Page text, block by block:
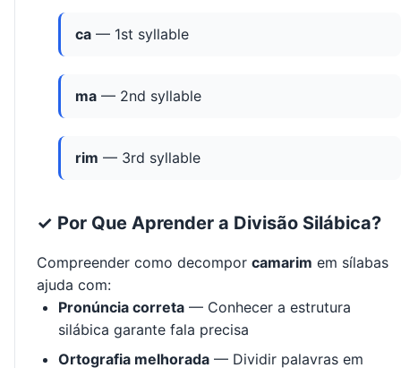
ca — 1st syllable
ma — 2nd syllable
rim — 3rd syllable
✓ Por Que Aprender a Divisão Silábica?
Compreender como decompor camarim em sílabas
ajuda com:
Pronúncia correta — Conhecer a estrutura
silábica garante fala precisa
Ortografia melhorada — Dividir palavras em